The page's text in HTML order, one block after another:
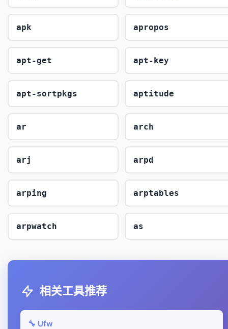
apk apropos
apt-get apt-key
apt-sortpkgs aptitude
ar arch
arj arpd
arping arptables
arpwatch as
相关工具推荐
🔧 Ufw